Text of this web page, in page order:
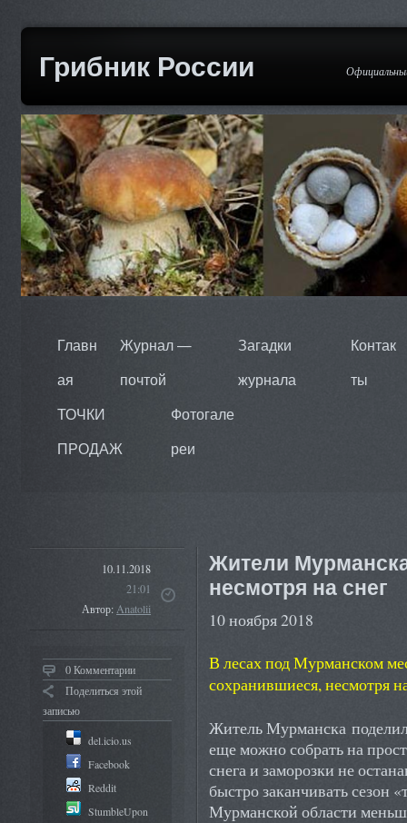
Грибник России
Главн
ая
Журнал —
почтой
Загадки
журнала
Контак
ты
ТОЧКИ
ПРОДАЖ
Фотогале
реи
10.11.2018
21:01
Автор:Anatolii
0 Комментарии
Поделиться этой
записью
del.icio.us
Facebook
Reddit
StumbleUpon
Жители
несмотря на снег
10 ноября 2018
В лесах под Мурманском
сохранившиеся, несмотря
Житель Мурманска
еще можно собрать на
снега и заморозки не
быстро заканчивать сезон
Мурманской области